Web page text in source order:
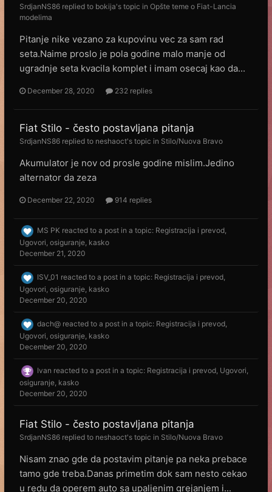
SrdjanNS86 replied to bokija's topic in Opšte teme o Fiat-Lancia
modelima
Pitanje nike vezano za kupovinu vec za sam rad
seta.Naime proslo je pola godine malo manje od
ugradnje seta kvacila komplet i imam osecaj kao da...
December 28, 2020 232 replies
Fiat Stilo - često postavljana pitanja
SrdjanNS86 replied to neshaoct's topic in Stilo/Nuova Bravo
Akumulator je nov od prosle godine mislim.Jedino
alternator da zeza
December 22, 2020 914 replies
MS PK reacted to a post in a topic: Registracija i prevod,
Ugovori, osiguranje, kasko
December 21, 2020
ISV_01 reacted to a post in a topic: Registracija i prevod,
Ugovori, osiguranje, kasko
December 20, 2020
dach@ reacted to a post in a topic: Registracija i prevod,
Ugovori, osiguranje, kasko
December 20, 2020
Ivan reacted to a post in a topic: Registracija i prevod, Ugovori,
osiguranje, kasko
December 20, 2020
Fiat Stilo - često postavljana pitanja
SrdjanNS86 replied to neshaoct's topic in Stilo/Nuova Bravo
Nisam znao gde da postavim pitanje pa neka prebace
tamo gde treba.Danas primetim dok sam nesto cekao
u redu da operem auto sa upaljenim grejanjem i...